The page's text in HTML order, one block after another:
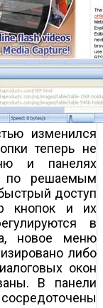
изменился
теперь не
и панелях
по решаемым
доступ
кнопок и их
в
новое меню
либо
окон
В панели